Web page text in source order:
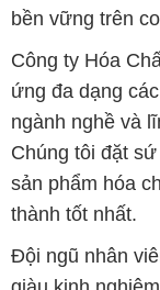
bền vững trên
Công ty Hóa
ứng đa dạng
ngành nghề và
Chúng tôi đặt
sản phẩm hóa
thành tốt nhất.
Đội ngũ nhân